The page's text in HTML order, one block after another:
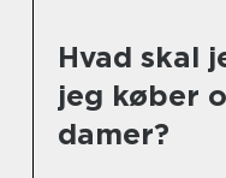
Hvad skal
jeg køber
damer?